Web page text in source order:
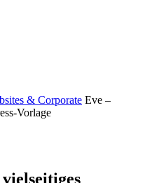
& Corporate Eve –
Vorlage